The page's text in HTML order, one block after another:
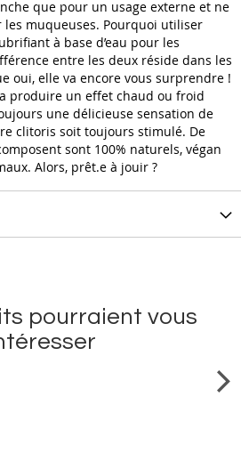
que pour un usage externe et ne
muqueuses. Pourquoi utiliser
à base d’eau pour les
entre les deux réside dans les
oui, elle va encore vous surprendre !
produire un effet chaud ou froid
une délicieuse sensation de
clitoris soit toujours stimulé. De
sont 100% naturels, végan
Alors, prêt.e à jouir ?
pourraient vous